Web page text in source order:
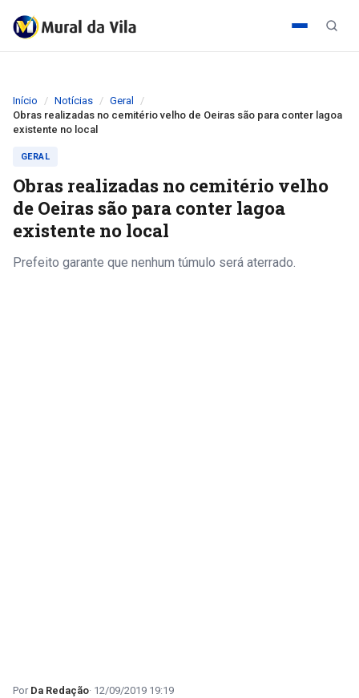
Início Notícias
Geral
Obras realizadas no cemitério velho de Oeiras são para conter lagoa
existente no local
GERAL
Obras realizadas no cemitério velho
de Oeiras são para conter lagoa
existente no local
Prefeito garante que nenhum túmulo será aterrado.
Da Redação 12/09/2019 19:19